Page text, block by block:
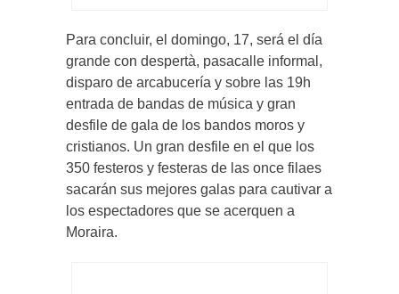
Para concluir, el domingo, 17, será el día
grande con despertà, pasacalle informal,
disparo de arcabucería y sobre las 19h
entrada de bandas de música y gran
desfile de gala de los bandos moros y
cristianos. Un gran desfile en el que los
350 festeros y festeras de las once filaes
sacarán sus mejores galas para cautivar a
los espectadores que se acerquen a
Moraira.